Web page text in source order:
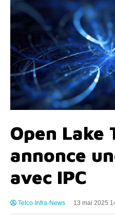
Open Lake
annonce
avec IPC
Telco-Infra-News 13 mai 2025